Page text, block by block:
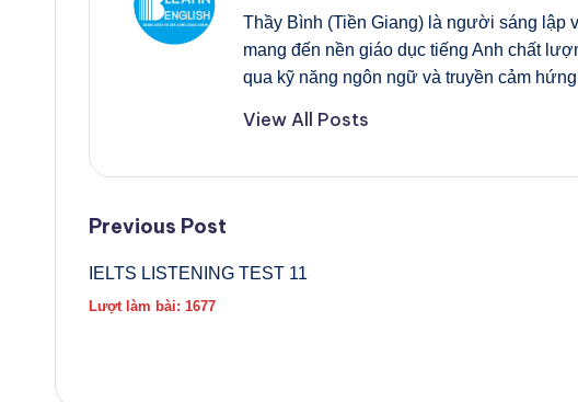
Thầy Bình (Tiền Giang) là người sáng
mang đến nền giáo dục tiếng Anh chất
qua kỹ năng ngôn ngữ và truyền cảm
View All Posts
Previous Post
IELTS LISTENING TEST 11
Lượt làm bài: 1677